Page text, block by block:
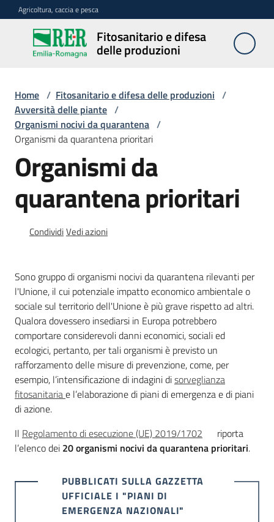
Vai al contenuto
Vai alla navigazione
Vai al footer
Agricoltura, caccia e pesca
Fitosanitario e difesa
delle produzioni
Fitosanitario
e difesa
produzioni
Avversità
delle
piante
sostenibile
Vivaismo
e
sementi
Import-
Home / Fitosanitario e difesa delle produzioni /
Avversità delle piante /
Organismi nocivi da quarantena /
Organismi da quarantena prioritari
Organismi da
quarantena prioritari
CondividiVedi azioni
Sono gruppo di organismi nocivi da quarantena rilevanti per
l'Unione, il cui potenziale impatto economico ambientale o
sociale sul territorio dell'Unione è più grave rispetto ad altri.
Qualora dovessero insediarsi in Europa potrebbero
comportare considerevoli danni economici, sociali ed
ecologici, pertanto, per tali organismi è previsto un
rafforzamento delle misure di prevenzione, come, per
esempio, l’intensificazione di indagini disorveglianza
fitosanitariae l’elaborazione di piani di emergenza e di piani
di azione.
Il Regolamento di esecuzione (UE) 2019/1702
riporta
l’elenco dei 20 organismi nocivi da quarantena prioritari.
PUBBLICATI SULLA GAZZETTA
UFFICIALE I "PIANI DI
EMERGENZA NAZIONALI"